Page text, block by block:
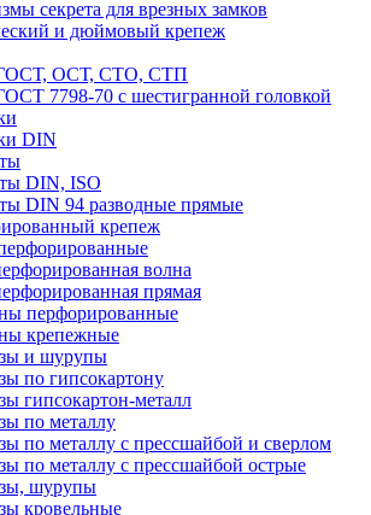
секрета для врезных замков
и дюймовый крепеж
ОСТ, СТО, СТП
7798-70 с шестигранной головкой
DIN
DIN, ISO
DIN 94 разводные прямые
крепеж
волна
прямая
перфорированные
крепежные
и шурупы
по гипсокартону
гипсокартон-металл
по металлу
по металлу с прессшайбой и сверлом
по металлу с прессшайбой острые
шурупы
кровельные